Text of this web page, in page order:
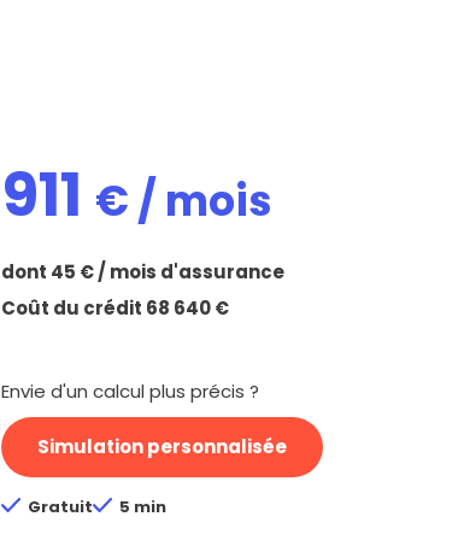
911 € / mois
dont 45 € / mois d'assurance
Coût du crédit 68 640€
Envie d'un calcul plus précis ?
Simulation personnalisée
Gratuit 5 min